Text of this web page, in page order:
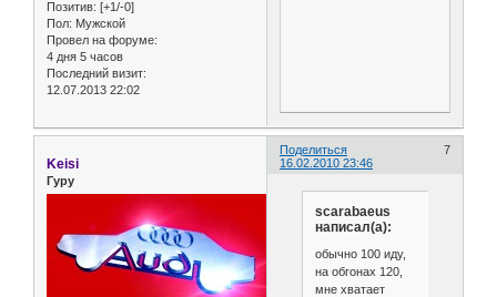
Позитив: [+1/-0]
Пол: Мужской
Провел на форуме:
4 дня 5 часов
Последний визит:
12.07.2013 22:02
Поделиться
7
16.02.2010 23:46
Keisi
Гуру
scarabaeus
написал(а):
обычно 100 иду,
на обгонах 120,
мне хватает